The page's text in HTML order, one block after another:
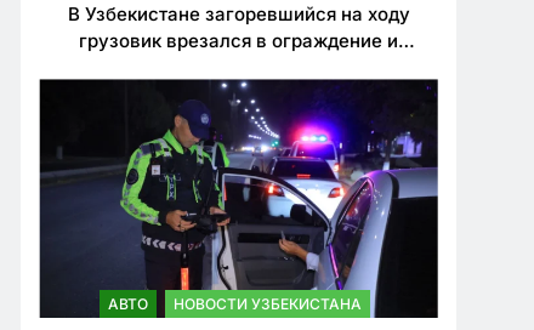
В Узбекистане загоревшийся на ходу
грузовик врезался в ограждение и
АВТО НОВОСТИ УЗБЕКИСТАНА